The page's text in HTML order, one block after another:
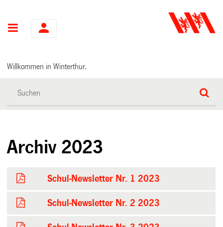
Hauptnavigation
Willkommen in Winterthur.
Archiv 2023
Schul-Newsletter Nr. 1 2023
Schul-Newsletter Nr. 2 2023